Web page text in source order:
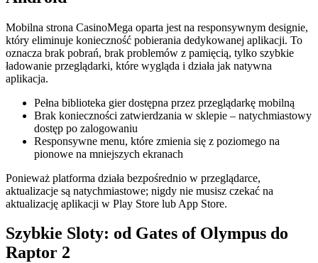
Mobilna strona CasinoMega oparta jest na responsywnym designie,
który eliminuje konieczność pobierania dedykowanej aplikacji. To
oznacza brak pobrań, brak problemów z pamięcią, tylko szybkie
ładowanie przeglądarki, które wygląda i działa jak natywna
aplikacja.
Pełna biblioteka gier dostępna przez przeglądarkę mobilną
Brak konieczności zatwierdzania w sklepie – natychmiastowy
dostęp po zalogowaniu
Responsywne menu, które zmienia się z poziomego na
pionowe na mniejszych ekranach
Ponieważ platforma działa bezpośrednio w przeglądarce,
aktualizacje są natychmiastowe; nigdy nie musisz czekać na
aktualizację aplikacji w Play Store lub App Store.
Szybkie Sloty: od Gates of Olympus do
Raptor 2